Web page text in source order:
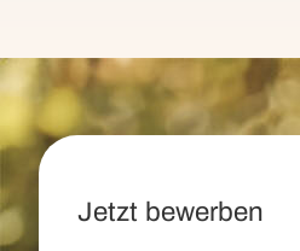
Jetzt bewerben